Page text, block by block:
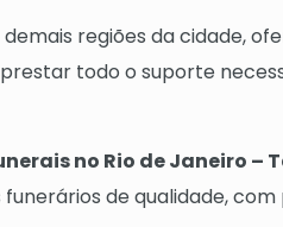
regiões da cidade,
todo o suporte
no Rio de Janeiro –
de qualidade,